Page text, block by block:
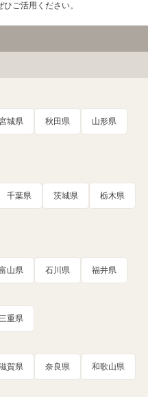
ご活用ください。
城県 秋田県 山形県
千葉県 茨城県 栃木県
山県 石川県 福井県
重県
賀県 奈良県 和歌山県